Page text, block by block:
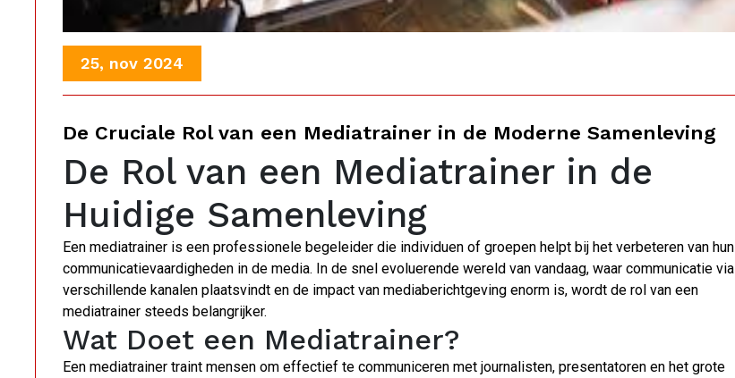
25, nov 2024
De Cruciale Rol van een Mediatrainer in de Moderne Samenleving
De Rol van een Mediatrainer in de
Huidige Samenleving
Een mediatrainer is een professionele begeleider die individuen of groepen helpt bij het verbeteren van hun
communicatievaardigheden in de media. In de snel evoluerende wereld van vandaag, waar communicatie via
verschillende kanalen plaatsvindt en de impact van mediaberichtgeving enorm is, wordt de rol van een
mediatrainer steeds belangrijker.
Wat Doet een Mediatrainer?
Een mediatrainer traint mensen om effectief te communiceren met journalisten, presentatoren en het grote